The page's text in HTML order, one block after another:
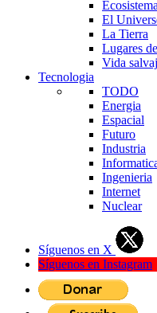
El
La Tierra
Lugares
Vida
Tecnologia
TODO
Energia
Espacial
Futuro
Industria
Ingenieria
Internet
Nuclear
Síguenos en X
Síguenos en Instagram